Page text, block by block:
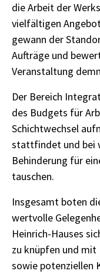
die Arbeit der
vielfältigen
gewann der
Aufträge und
Veranstaltung
Der Bereich
des Budgets für
Schichtwechsel
stattfindet und bei
Behinderung für
tauschen.
Insgesamt boten
wertvolle
Heinrich-Hauses
zu knüpfen und mit
sowie potenziellen